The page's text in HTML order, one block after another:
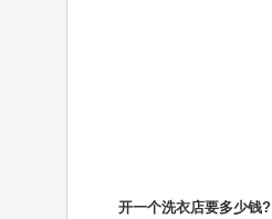
开一个洗衣店要多少钱?